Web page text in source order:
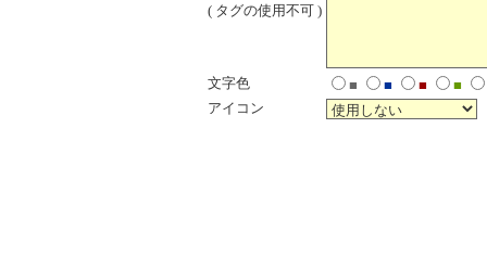
( タグの使用不可 )
文字色 ■ ■ ■
■
アイコン